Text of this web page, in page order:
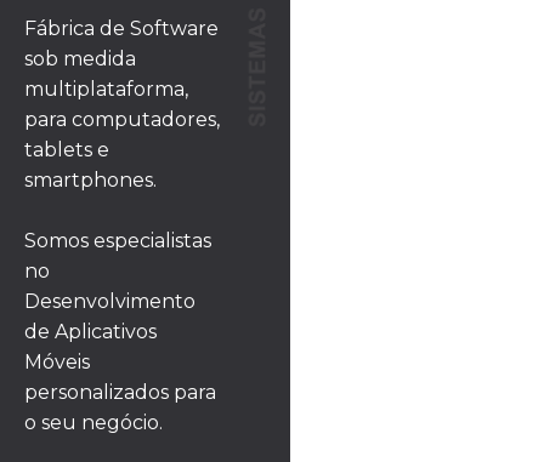
Fábrica de Software
sob medida
multiplataforma,
para computadores,
tablets e
smartphones.
Somos especialistas
no
Desenvolvimento
de Aplicativos
Móveis
personalizados para
o seu negócio.